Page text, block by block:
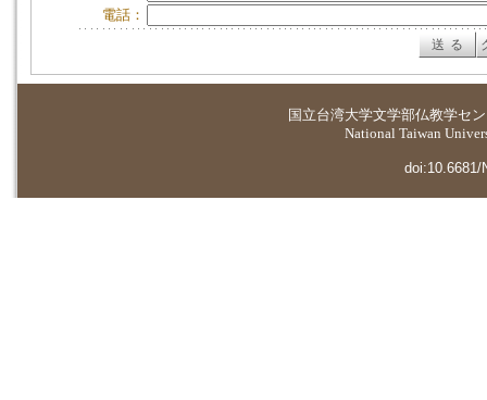
電話：
国立台湾大学文学部仏教学セ
National Taiwan
doi:10.6681/